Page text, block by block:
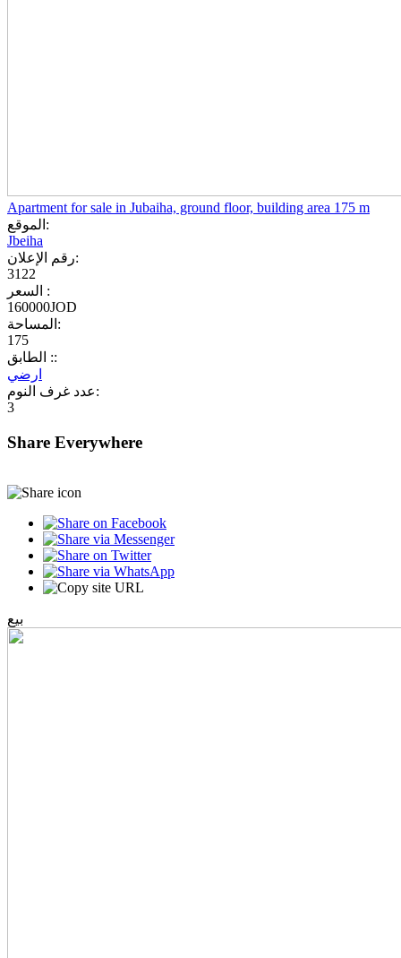
Apartment for sale in Jubaiha, ground floor, building area 175 m
الموقع:
Jbeiha
رقم الإعلان:
3122
السعر :
160000JOD
المساحة:
175
الطابق ::
ارضي
عدد غرف النوم:
3
Share Everywhere
بيع